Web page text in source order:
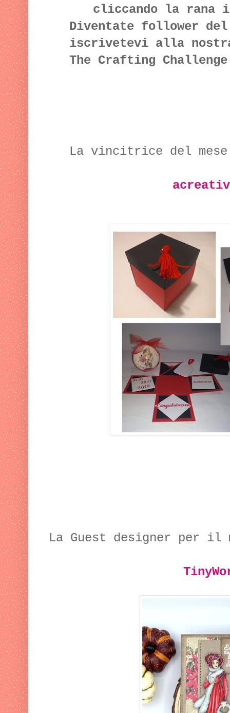
cliccando la rana
Diventate follower
iscrivetevi alla
The Crafting
La vincitrice del
La Guest designer per il